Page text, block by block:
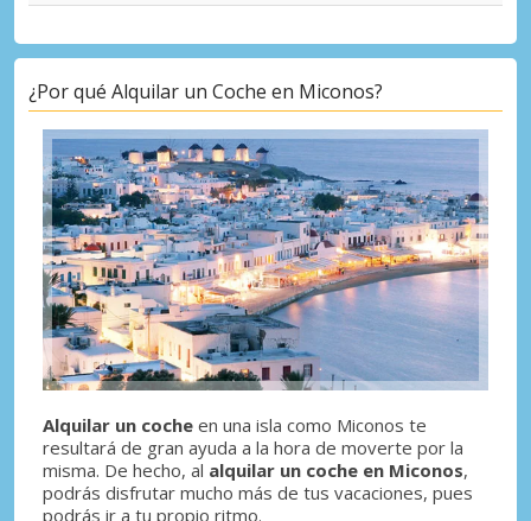
¿Por qué Alquilar un Coche en Miconos?
Alquilar un coche en una isla como Miconos te
resultará de gran ayuda a la hora de moverte por la
misma. De hecho, al alquilar un coche en Miconos,
podrás disfrutar mucho más de tus vacaciones, pues
podrás ir a tu propio ritmo.